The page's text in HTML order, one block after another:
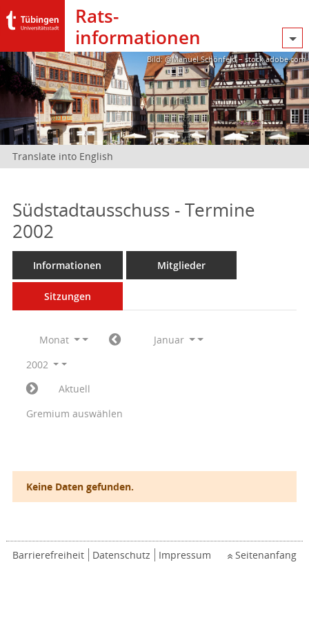
Rats­
informationen
Bild: @Manuel Schönfeld – stock.adobe.com
Translate into English
Südstadtausschuss - Termine
2002
Informationen Mitglieder
Sitzungen
Monat
Januar
2002
Aktuell
Gremium auswählen
Keine Daten gefunden.
Barrierefreiheit Datenschutz Impressum Seitenanfang